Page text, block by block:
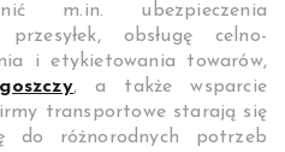
m.in. ubezpieczenia
obsługę celno-
i etykietowania towarów,
, a także wsparcie
transportowe starają się
do różnorodnych potrzeb